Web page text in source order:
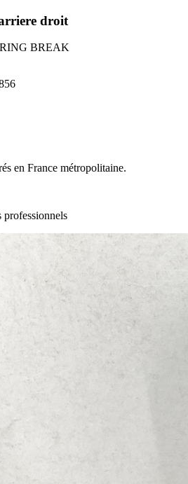
droit
BREAK
en France métropolitaine.